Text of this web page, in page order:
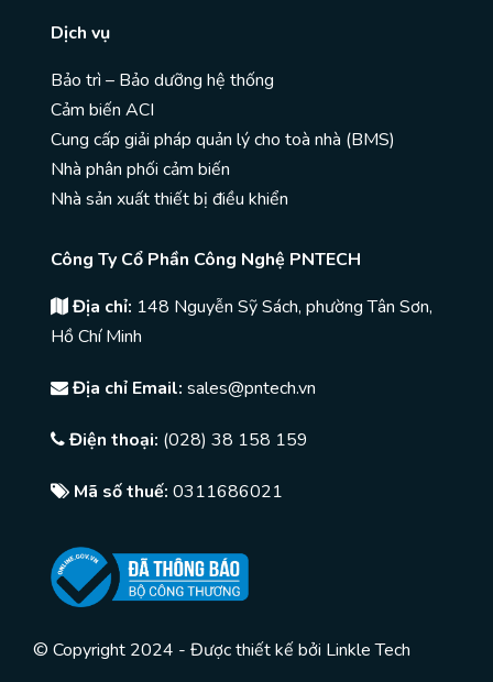
Dịch vụ
Bảo trì – Bảo dưỡng hệ thống
Cảm biến ACI
Cung cấp giải pháp quản lý cho toà nhà (BMS)
Nhà phân phối cảm biến
Nhà sản xuất thiết bị điều khiển
Công Ty Cổ Phần Công Nghệ PNTECH
Địa chỉ: 148 Nguyễn Sỹ Sách, phường Tân Sơn,
Hồ Chí Minh
Địa chỉ Email: sales@pntech.vn
Điện thoại: (028) 38 158 159
Mã số thuế: 0311686021
© Copyright 2024 - Được thiết kế bởi Linkle Tech